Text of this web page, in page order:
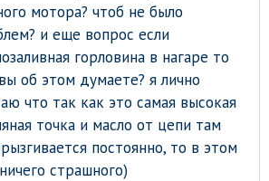
мотора? чтоб не было
и еще вопрос если
горловина в нагаре то
об этом думаете? я лично
что так как это самая высокая
точка и масло от цепи там
постоянно, то в этом
страшного)